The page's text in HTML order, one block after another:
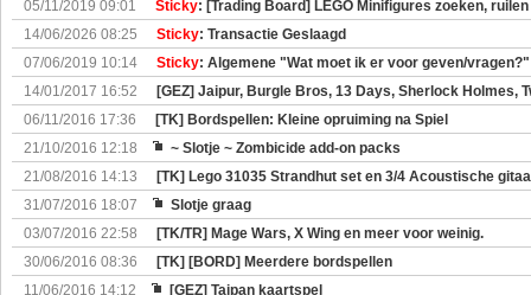
05/11/2019 09:01
Sticky: [Trading Board] LEGO Minifigures zoeken,
14/06/2026 08:25
Sticky: Transactie Geslaagd
07/06/2019 10:14
Sticky: Algemene "Wat moet ik er voor geven/
14/01/2017 16:52
[GEZ] Jaipur, Burgle Bros, 13 Days, Sherlock Holmes,
06/11/2016 17:36
[TK] Bordspellen: Kleine opruiming na Spiel
21/10/2016 12:18
~ Slotje ~ Zombicide add-on packs
21/08/2016 14:13
[TK] Lego 31035 Strandhut set en 3/4 Acoustische
31/07/2016 18:07
Slotje graag
03/07/2016 22:58
[TK/TR] Mage Wars, X Wing en meer voor weinig.
30/06/2016 08:36
[TK] [BORD] Meerdere bordspellen
11/06/2016 14:12
[GEZ] Taipan kaartspel